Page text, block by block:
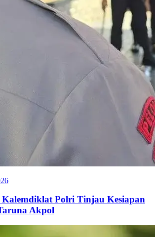
Polri Tinjau Kesiapan
Akpol